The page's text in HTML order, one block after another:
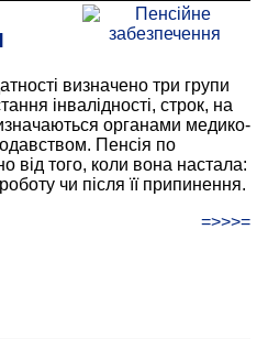
визначено три групи
інвалідності, строк, на
органами медико-
Пенсія по
від того, коли вона настала:
чи після її припинення.
=>>>=